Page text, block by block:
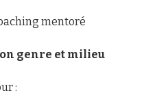
mentoré
genre et milieu
: